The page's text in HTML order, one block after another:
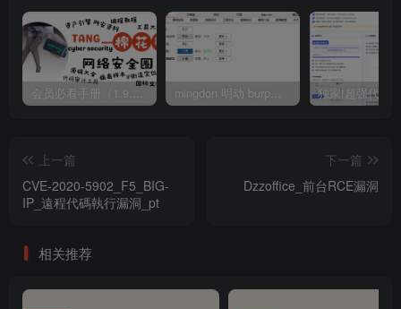
会员必看手册（1.9.0版本 26.4.5更新） mingdon 明动 burp插件0.2.6版本 本地时间校验去除版
上一篇
CVE-2020-5902_F5_BIG-
IP_遠程代碼執行漏洞_pt
下一篇
Dzzoffice_前台RCE漏洞
相关推荐